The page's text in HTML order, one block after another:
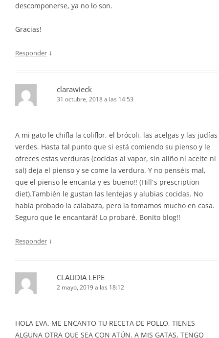
descomponerse, ya no lo son.
Gracias!
Responder ↓
clarawieck
31 octubre, 2018 a las 14:53
A mi gato le chifla la coliflor, el brócoli, las acelgas y las judías
verdes. Hasta tal punto que si está comiendo su pienso y le
ofreces estas verduras (cocidas al vapor, sin aliño ni aceite ni
sal) deja el pienso y se come la verdura. Y no penséis mal,
que el pienso le encanta y es bueno!! (Hill´s prescription
diet).También le gustan las lentejas y alubias cocidas. No
había probado la calabaza, pero la tomamos mucho en casa.
Seguro que le encantará! Lo probaré. Bonito blog!!
Responder ↓
CLAUDIA LEPE
2 mayo, 2019 a las 18:12
HOLA EVA. ME ENCANTO TU RECETA DE POLLO, TIENES
ALGUNA OTRA QUE SEA CON ATÚN. A MIS GATAS, TENGO